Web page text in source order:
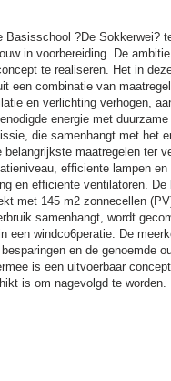
Basisschool ?De Sokkerwei?
in voorbereiding. De
te realiseren. Het in
een combinatie van
en verlichting verhogen,
energie met
die samenhangt met het
belangrijkste maatregelen ter
efficiente lampen
en efficiente ventilatoren.
met 145 m2 zonnecellen
samenhangt, wordt
een windco6peratie. De
en de genoemde
is een uitvoerbaar
is om nagevolgd te worden.